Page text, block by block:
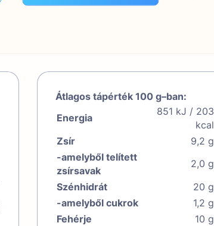
Átlagos tápérték 100 g–ban:
Energia
851 kJ / 203
kcal
Zsír
9,2 g
-amelyből telített
zsírsavak
2,0 g
Szénhidrát
20 g
-amelyből cukrok
1,2 g
Fehérje
10 g